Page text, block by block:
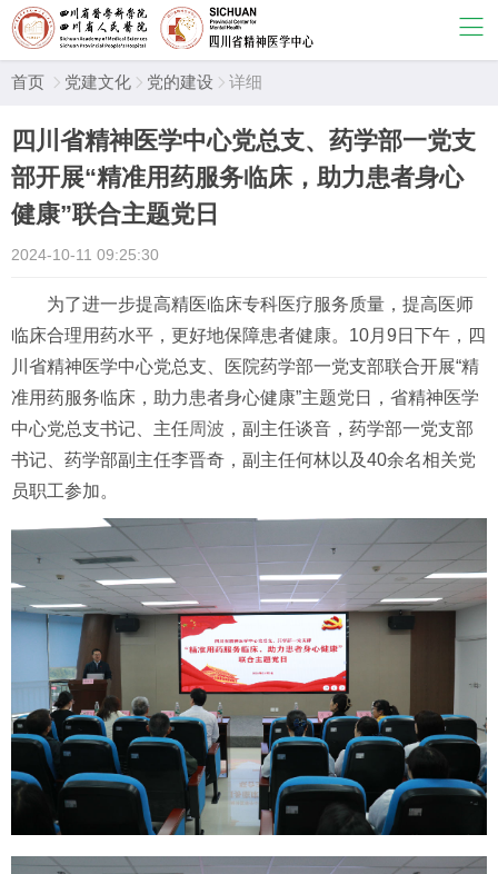
首页  党建文化  党的建设  详细
四川省精神医学中心党总支、药学部一党支
部开展“精准用药服务临床，助力患者身心
健康”联合主题党日
2024-10-11 09:25:30
为了进一步提高精医临床专科医疗服务质量，提高医师
临床合理用药水平，更好地保障患者健康。 10月9日下午，四
川省精神医学中心党总支、医院药学部一党支部联合开展“精
准用药服务临床，助力患者身心健康”主题党日，省精神医学
中心党总支书记、主任周波 ，副主任谈音，药学部一党支部
书记、药学部副主任李晋奇，副主任何林以及40余名相关党
员职工参加。